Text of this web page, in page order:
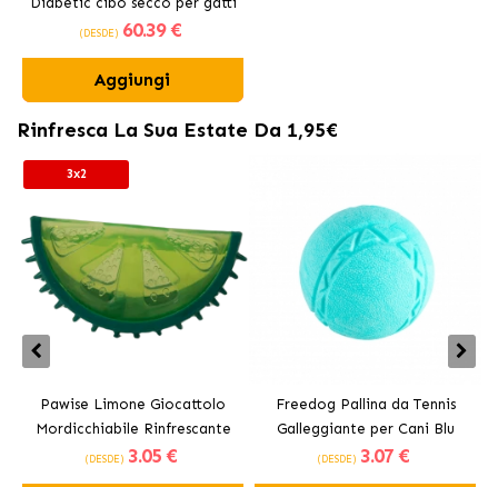
adulti
(DESDE) 60.39 €
Aggiungi
Rinfresca La Sua Estate Da 1,95€
3x2
Pawise Limone Giocattolo
Mordicchiabile Rinfrescante
per Cani 12 cm
(DESDE) 3.05 €
Freedog Pallina da Tennis
Galleggiante per Cani Blu
(DESDE) 3.07 €